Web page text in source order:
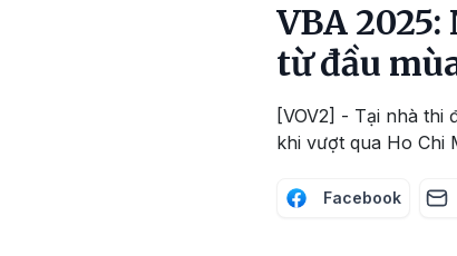
VBA
từ đầu
[VOV2] - Tại nhà thi
khi vượt qua Ho Chi
Facebook